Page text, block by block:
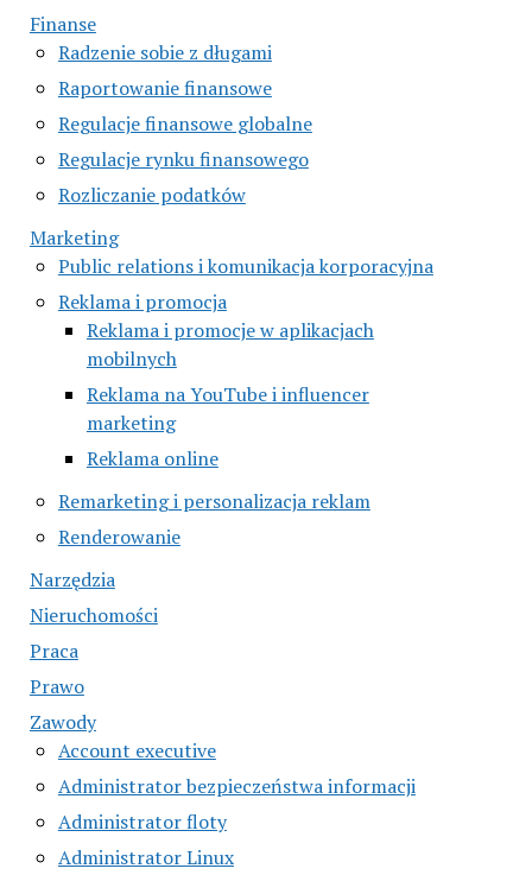
Finanse
Radzenie sobie z długami
Raportowanie finansowe
Regulacje finansowe globalne
Regulacje rynku finansowego
Rozliczanie podatków
Marketing
Public relations i komunikacja korporacyjna
Reklama i promocja
Reklama i promocje w aplikacjach
mobilnych
Reklama na YouTube i influencer
marketing
Reklama online
Remarketing i personalizacja reklam
Renderowanie
Narzędzia
Nieruchomości
Praca
Prawo
Zawody
Account executive
Administrator bezpieczeństwa informacji
Administrator floty
Administrator Linux